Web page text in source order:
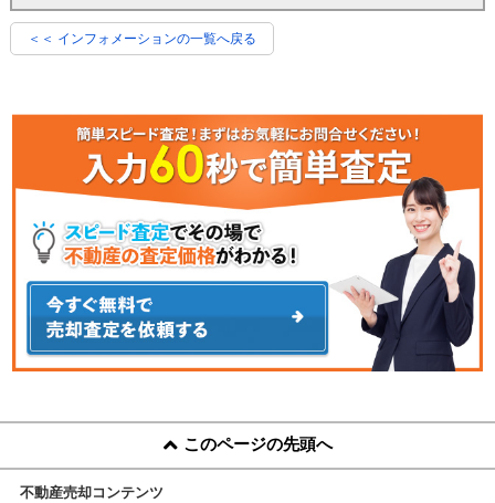
＜＜ インフォメーションの一覧へ戻る
このページの先頭へ
不動産売却コンテンツ